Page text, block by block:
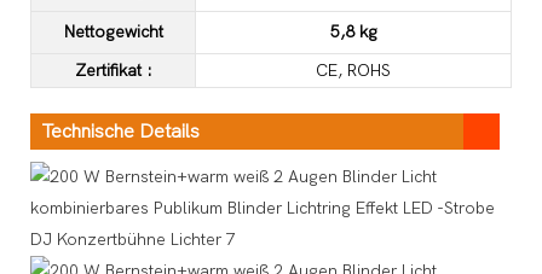
Nettogewicht
5,8 kg
Zertifikat: CE, ROHS
Technische Details